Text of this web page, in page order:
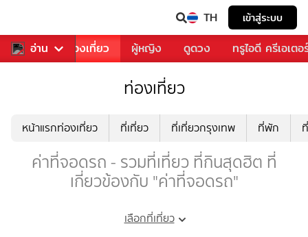
TH เข้าสู่ระบบ
อ่าน
อาหาร ท่องเที่ยว ผู้หญิง ดูดวง ทรูไอดี ครีเอเตอ
ท่องเที่ยว
หน้าแรกท่องเที่ยว ที่เที่ยว ที่เที่ยวกรุงเทพ ที่พัก
ค่าที่จอดรถ - รวมที่เที่ยว ที่กินสุดฮิต ที่
เกี่ยวข้องกับ "ค่าที่จอดรถ"
เลือกที่เที่ยว